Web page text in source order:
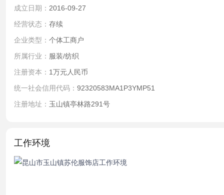
成立日期： 2016-09-27
经营状态： 存续
企业类型： 个体工商户
所属行业： 服装/纺织
注册资本： 1万元人民币
统一社会信用代码： 92320583MA1P3YMP51
注册地址： 玉山镇亭林路291号
工作环境